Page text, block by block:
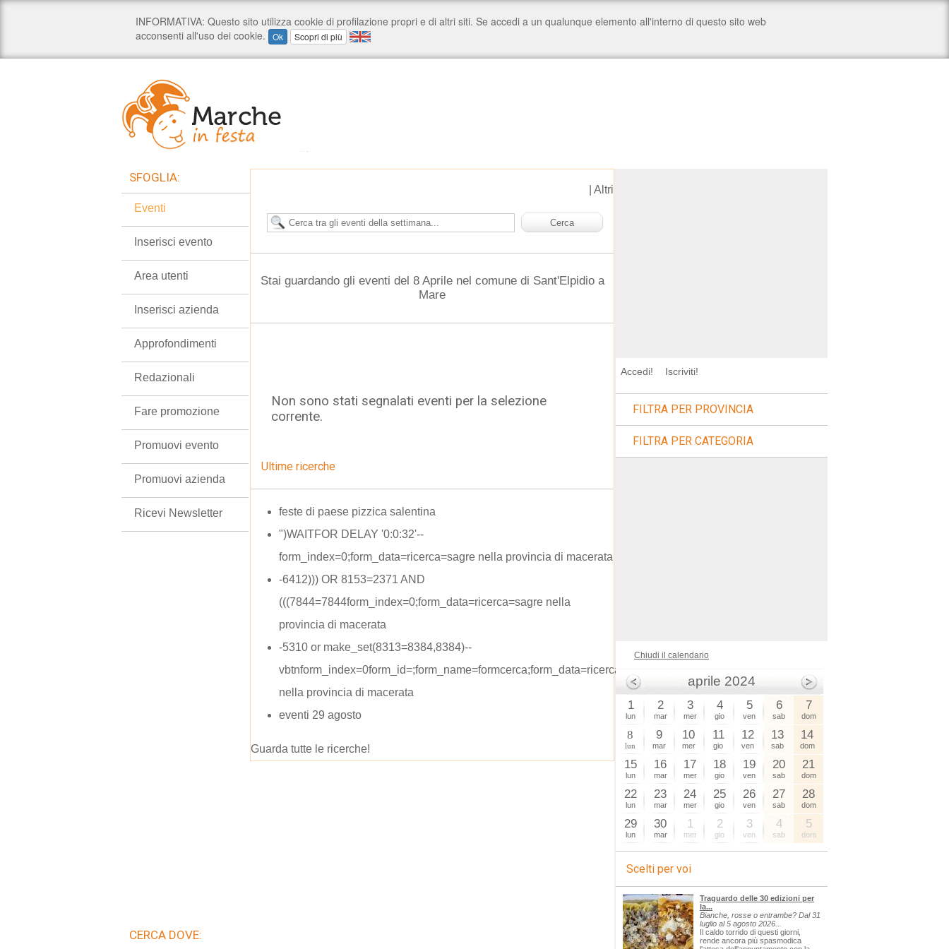
Altri
Stai guardando gli eventi del 8 Aprile nel comune di Sant'Elpidio a
Mare
Non sono stati segnalati eventi per la selezione
corrente.
Ultime ricerche
feste di paese pizzica salentina
")WAITFOR DELAY '0:0:32'--
form_index=0;form_data=ricerca=sagre nella provincia di macerata
-6412))) OR 8153=2371 AND
(((7844=7844form_index=0;form_data=ricerca=sagre nella
provincia di macerata
-5310 or make_set(8313=8384,8384)--
vbtnform_index=0form_id=;form_name=formcerca;form_data=ricerca=sagre
nella provincia di macerata
eventi 29 agosto
Guarda tutte le ricerche!
SFOGLIA:
Eventi
Inserisci evento
Area utenti
Inserisci azienda
Approfondimenti
Redazionali
Fare promozione
Promuovi evento
Promuovi azienda
Ricevi Newsletter
CERCA DOVE:
Accedi! Iscriviti!
FILTRA PER PROVINCIA
FILTRA PER CATEGORIA
Chiudi il calendario
aprile 2024
1
lun
2
mar
3
mer
4
gio
5
ven
6
sab
7
dom
8
lun
9
mar
10
mer
11
gio
12
ven
13
sab
14
dom
15
lun
16
mar
17
mer
18
gio
19
ven
20
sab
21
dom
22
lun
23
mar
24
mer
25
gio
26
ven
27
sab
28
dom
29
lun
30
mar
1
mer
2
gio
3
ven
4
sab
5
dom
Scelti per voi
Traguardo delle 30 edizioni per
la...
Bianche, rosse o entrambe? Dal 31
luglio al 5 agosto 2026...
Il caldo torrido di questi giorni,
rende ancora più spasmodica